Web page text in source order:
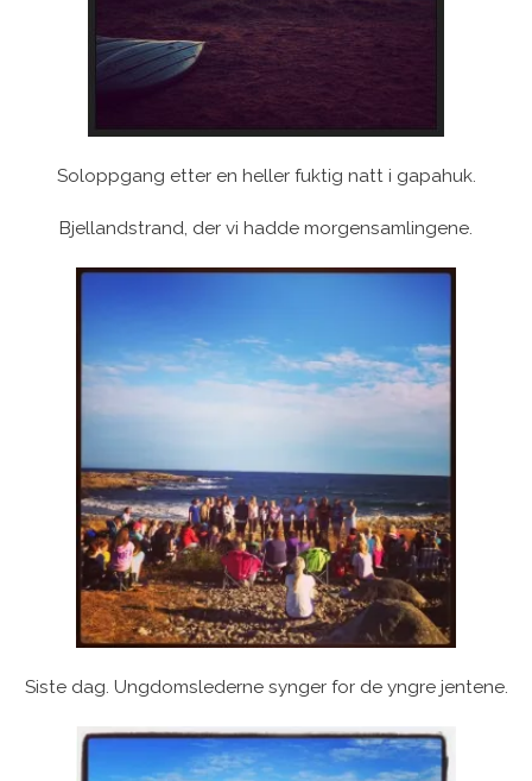
Soloppgang etter en heller fuktig natt i gapahuk.
Bjellandstrand, der vi hadde morgensamlingene.
Siste dag. Ungdomslederne synger for de yngre jentene.